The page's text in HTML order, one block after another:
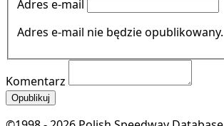
Adres e-mail
Adres e-mail nie będzie opublikowany.
Komentarz
Opublikuj